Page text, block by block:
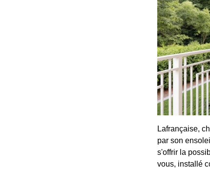
Lafrançaise,
par son
s'offrir la
vous, installé